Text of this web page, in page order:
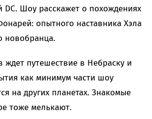
DC. Шоу расскажет о похождениях
опытного наставника Хэла
новобранца.
ждет путешествие в Небраску и
как минимум части шоу
на других планетах. Знакомые
тоже мелькают.